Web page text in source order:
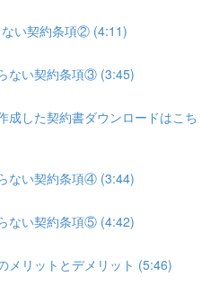
い契約条項② (4:11)
ない契約条項③ (3:45)
した契約書ダウンロードはこち
ない契約条項④ (3:44)
ない契約条項⑤ (4:42)
リットとデメリット (5:46)